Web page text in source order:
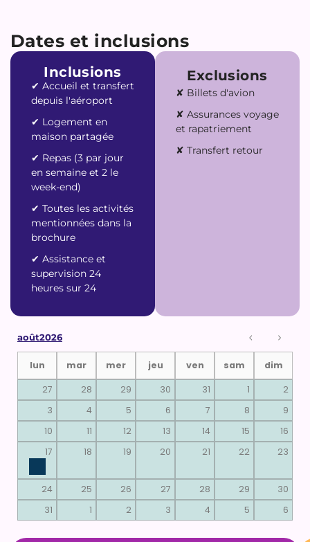
Dates et inclusions
Inclusions
✔︎ Accueil et transfert
depuis l'aéroport
✔︎ Logement en
maison partagée
✔︎ Repas (3 par jour
en semaine et 2 le
week-end)
✔︎ Toutes les activités
mentionnées dans la
brochure
✔︎ Assistance et
supervision 24
heures sur 24
Exclusions
✘ Billets d'avion
✘ Assurances voyage
et rapatriement
✘ Transfert retour
août2026
lun mar mer jeu ven sam dim
27 28 29 30 31 1
2
3
4 5 6 7 8
9
10
11 12 13 14 15
16
17
18 19 20 21 22 23
24 25 26 27 28 29
30
31
1 2 3 4 5 6